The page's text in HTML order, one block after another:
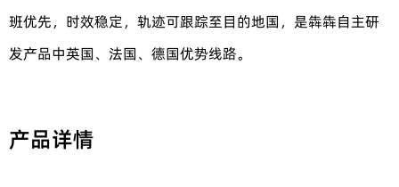
班优先，时效稳定，轨迹可跟踪至目的地国，是犇犇自主研
发产品中英国、法国、德国优势线路。
产品详情